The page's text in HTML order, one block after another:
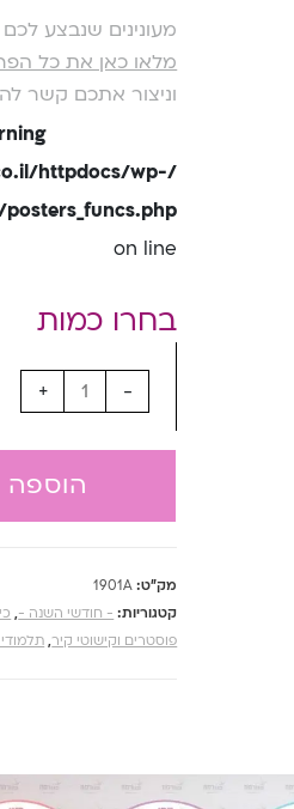
מעונינים שנבצע
מלאו כאן את כל
וניצור אתכם קשר
httpdocs/wp-
on line
-
+
הוספה
מק"ט: 1901A
קטגוריות: - חודשי השנה -,
פוסטרים וקישוטי קיר,